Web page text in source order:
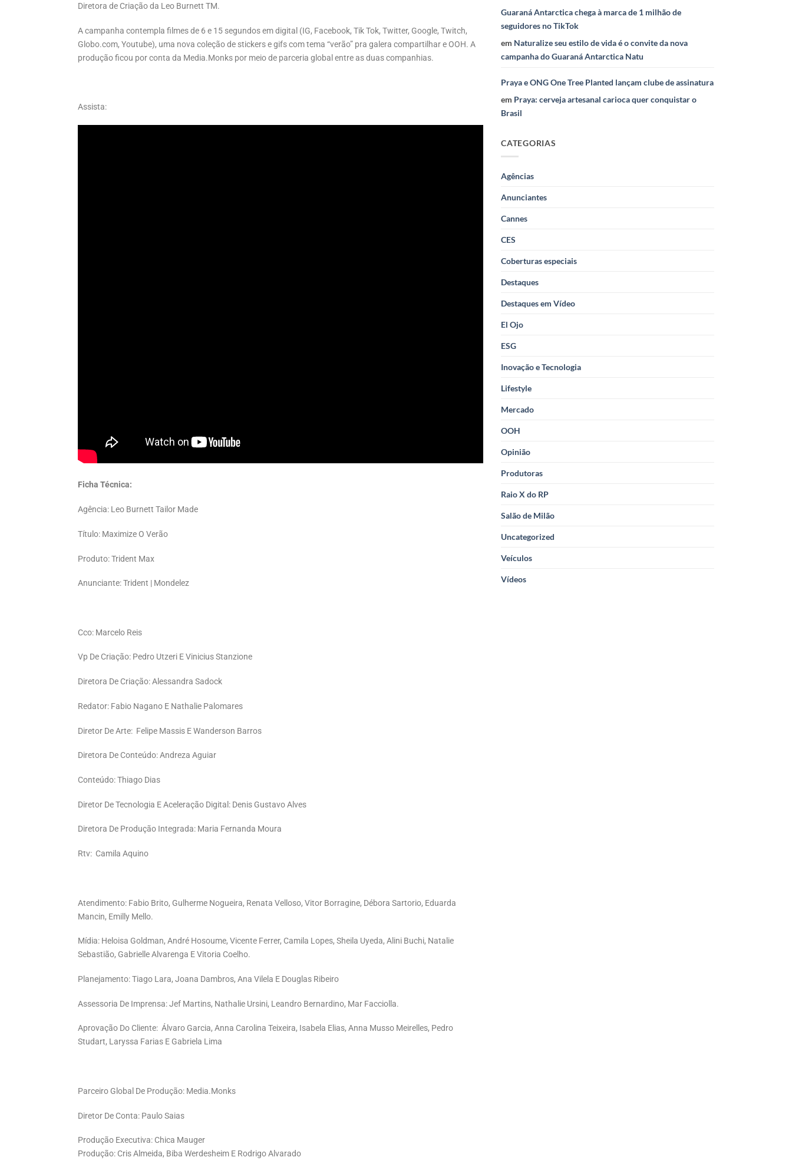
Diretora de Criação da Leo Burnett TM.
A campanha contempla filmes de 6 e 15 segundos em digital (IG, Facebook, Tik Tok, Twitter, Google, Twitch,
Globo.com, Youtube), uma nova coleção de stickers e gifs com tema “verão” pra galera compartilhar e OOH. A
produção ficou por conta da Media.Monks por meio de parceria global entre as duas companhias.
Assista:
Ficha Técnica:
Agência: Leo Burnett Tailor Made
Título: Maximize O Verão
Produto: Trident Max
Anunciante: Trident | Mondelez
Cco: Marcelo Reis
Vp De Criação: Pedro Utzeri E Vinicius Stanzione
Diretora De Criação: Alessandra Sadock
Redator: Fabio Nagano E Nathalie Palomares
Diretor De Arte: Felipe Massis E Wanderson Barros
Diretora De Conteúdo: Andreza Aguiar
Conteúdo: Thiago Dias
Diretor De Tecnologia E Aceleração Digital: Denis Gustavo Alves
Diretora De Produção Integrada: Maria Fernanda Moura
Rtv: Camila Aquino
Atendimento: Fabio Brito, Gulherme Nogueira, Renata Velloso, Vitor Borragine, Débora Sartorio, Eduarda
Mancin, Emilly Mello.
Mídia: Heloisa Goldman, André Hosoume, Vicente Ferrer, Camila Lopes, Sheila Uyeda, Alini Buchi, Natalie
Sebastião, Gabrielle Alvarenga E Vitoria Coelho.
Planejamento:Tiago Lara, Joana Dambros, Ana Vilela E Douglas Ribeiro
Assessoria De Imprensa:Jef Martins, Nathalie Ursini, Leandro Bernardino, Mar Facciolla.
Aprovação Do Cliente: Álvaro Garcia, Anna Carolina Teixeira, Isabela Elias, Anna Musso Meirelles, Pedro
Studart, Laryssa Farias E Gabriela Lima
Parceiro Global De Produção: Media.Monks
Diretor De Conta: Paulo Saias
Produção Executiva: Chica Mauger
Produção: Cris Almeida, Biba Werdesheim E Rodrigo Alvarado
Guaraná Antarctica chega à marca de 1 milhão de
seguidores no TikTok
em Naturalize seu estilo de vida é o convite da nova
campanha do Guaraná Antarctica Natu
Praya e ONG One Tree Planted lançam clube de assinatura
em Praya: cerveja artesanal carioca quer conquistar o
Brasil
CATEGORIAS
Agências
Anunciantes
Cannes
CES
Coberturas especiais
Destaques
Destaques em Vídeo
El Ojo
ESG
Inovação e Tecnologia
Lifestyle
Mercado
OOH
Opinião
Produtoras
Raio X do RP
Salão de Milão
Uncategorized
Veículos
Vídeos